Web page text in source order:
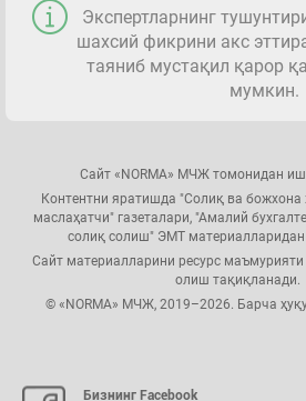
Экспертларнинг
шахсий фикрини акс
таяниб мустақил қарор
мумкин.
Сайт «NORMA» МЧЖ томонидан
Контентни яратишда "Солиқ ва
маслаҳатчи" газеталари, "Амалий
солиқ солиш" ЭМТ
Сайт материалларини ресурс маъмурияти
олиш тақиқланади.
© «NORMA» МЧЖ, 2019–2026. Барча
Бизнинг Facebook